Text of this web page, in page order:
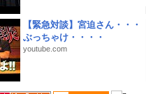
【緊急対談】宮迫さん・・・
ぶっちゃけ・・・・
youtube.com